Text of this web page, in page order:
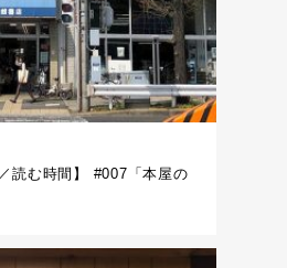
読む時間】 #007「本屋の